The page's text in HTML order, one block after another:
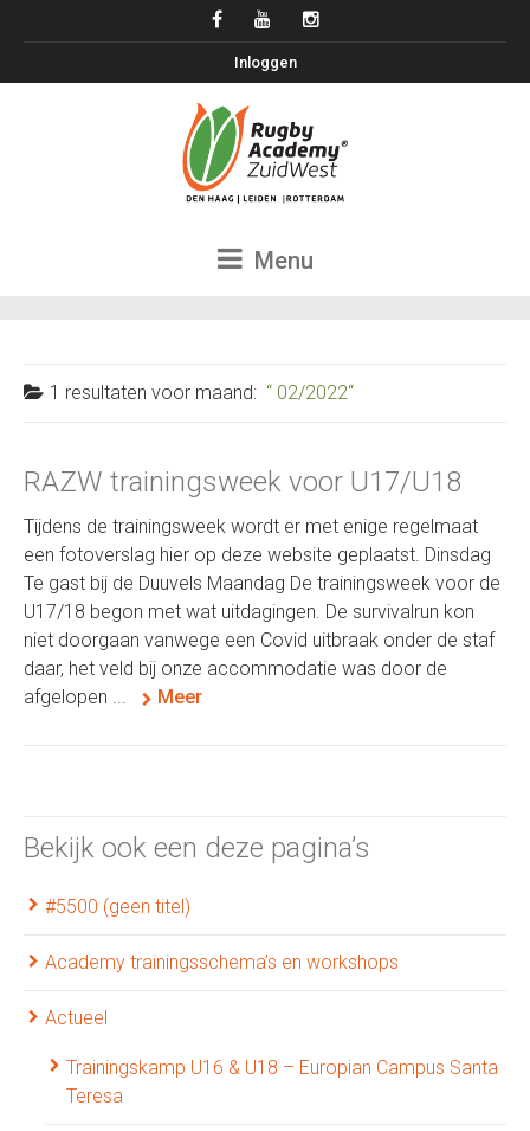
Inloggen
Menu
1 resultaten voor maand: 02/2022
RAZW trainingsweek voor U17/U18
Tijdens de trainingsweek wordt er met enige regelmaat
een fotoverslag hier op deze website geplaatst. Dinsdag
Te gast bij de Duuvels Maandag De trainingsweek voor de
U17/18 begon met wat uitdagingen. De survivalrun kon
niet doorgaan vanwege een Covid uitbraak onder de staf
daar, het veld bij onze accommodatie was door de
afgelopen ...
Meer
Bekijk ook een deze pagina’s
#5500 (geen titel)
Academy trainingsschema’s en workshops
Actueel
Trainingskamp U16 & U18 – Europian Campus Santa
Teresa